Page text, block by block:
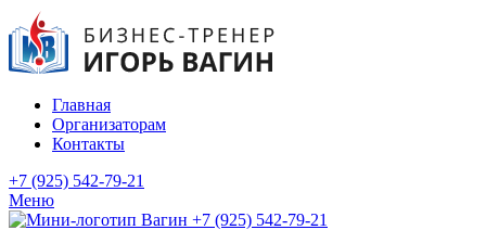
Главная
Организаторам
Контакты
+7 (925) 542-79-21
Меню
+7 (925) 542-79-21